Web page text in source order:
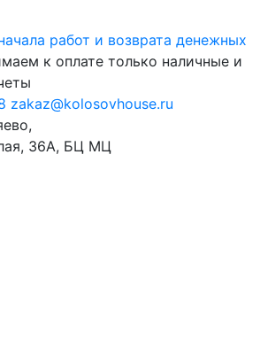
работ и возврата денежных
к оплате только наличные и
zakaz@kolosovhouse.ru
36А, БЦ МЦ